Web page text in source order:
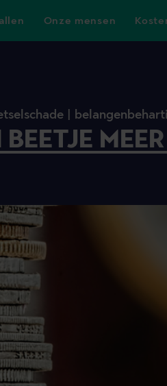
Onze mensen
|